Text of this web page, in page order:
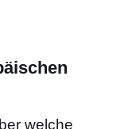
welche